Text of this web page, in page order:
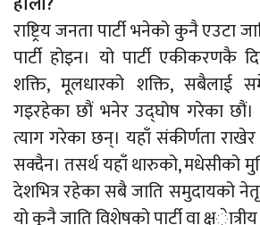
राष्ट्रिय जनता पार्टी भनेको कुनै एउटा
पार्टी होइन। यो पार्टी एकीकरणकै
शक्ति, मूलधारको शक्ति, सबैलाई
गइरहेका छौं भनेर उद्घोष गरेका
त्याग गरेका छन्। यहाँ संकीर्णता
सक्दैन। तसर्थ यहाँ थारुको, मधेसीको
देशभित्र रहेका सबै जाति समुदायको
यो कुनै जाति विशेषको पार्टी वा